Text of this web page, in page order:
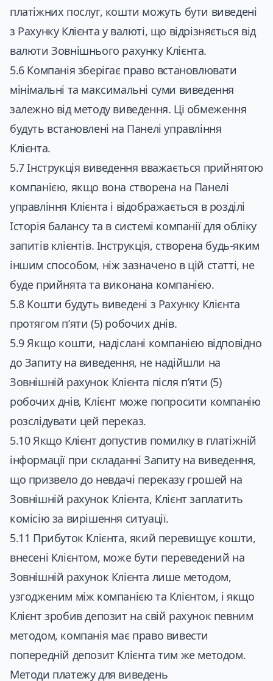
платіжних послуг, кошти можуть бути виведені
з Рахунку Клієнта у валюті, що відрізняється від
валюти Зовнішнього рахунку Клієнта.
5.6 Компанія зберігає право встановлювати
мінімальні та максимальні суми виведення
залежно від методу виведення. Ці обмеження
будуть встановлені на Панелі управління
Клієнта.
5.7 Інструкція виведення вважається прийнятою
компанією, якщо вона створена на Панелі
управління Клієнта і відображається в розділі
Історія балансу та в системі компанії для обліку
запитів клієнтів. Інструкція, створена будь-яким
іншим способом, ніж зазначено в цій статті, не
буде прийнята та виконана компанією.
5.8 Кошти будуть виведені з Рахунку Клієнта
протягом п’яти (5) робочих днів.
5.9 Якщо кошти, надіслані компанією відповідно
до Запиту на виведення, не надійшли на
Зовнішній рахунок Клієнта після п’яти (5)
робочих днів, Клієнт може попросити компанію
розслідувати цей переказ.
5.10 Якщо Клієнт допустив помилку в платіжній
інформації при складанні Запиту на виведення,
що призвело до невдачі переказу грошей на
Зовнішній рахунок Клієнта, Клієнт заплатить
комісію за вирішення ситуації.
5.11 Прибуток Клієнта, який перевищує кошти,
внесені Клієнтом, може бути переведений на
Зовнішній рахунок Клієнта лише методом,
узгодженим між компанією та Клієнтом, і якщо
Клієнт зробив депозит на свій рахунок певним
методом, компанія має право вивести
попередній депозит Клієнта тим же методом.
Методи платежу для виведень